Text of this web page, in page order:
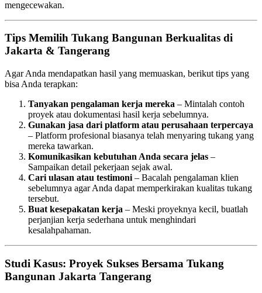
mengecewakan.
Tips Memilih Tukang Bangunan Berkualitas di
Jakarta & Tangerang
Agar Anda mendapatkan hasil yang memuaskan, berikut tips yang
bisa Anda terapkan:
Tanyakan pengalaman kerja mereka – Mintalah contoh
proyek atau dokumentasi hasil kerja sebelumnya.
Gunakan jasa dari platform atau perusahaan terpercaya
– Platform profesional biasanya telah menyaring tukang yang
mereka tawarkan.
Komunikasikan kebutuhan Anda secara jelas –
Sampaikan detail pekerjaan sejak awal.
Cari ulasan atau testimoni – Bacalah pengalaman klien
sebelumnya agar Anda dapat memperkirakan kualitas tukang
tersebut.
Buat kesepakatan kerja – Meski proyeknya kecil, buatlah
perjanjian kerja sederhana untuk menghindari
kesalahpahaman.
Studi Kasus: Proyek Sukses Bersama Tukang
Bangunan Jakarta Tangerang